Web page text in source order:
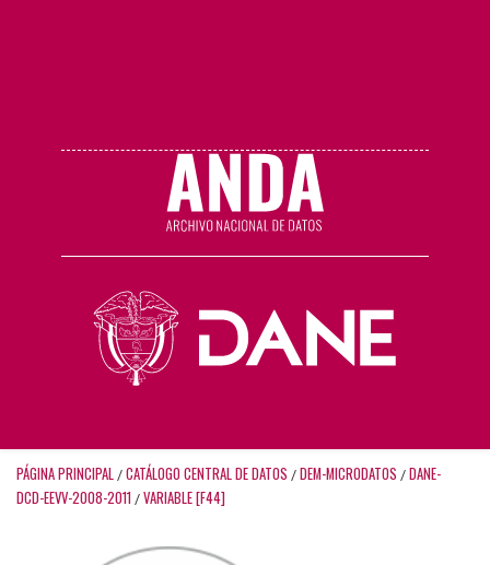
PÁGINA PRINCIPAL / CATÁLOGO CENTRAL DE DATOS / DEM-MICRODATOS / DANE-
DCD-EEVV-2008-2011 / VARIABLE [F44]